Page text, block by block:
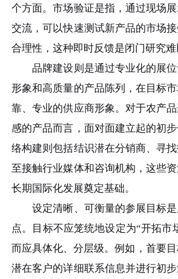
个方面。市场验证是指，通过现场
交流，可以快速测试新产品的市场
合理性，这种即时反馈是闭门研究难
品牌建设则是通过专业化的展位
形象和高质量的产品陈列，在目标
靠、专业的供应商形象。对于农产
感的产品而言，面对面建立起的初
络构建则包括结识潜在分销商、寻
至接触行业媒体和咨询机构，这些
长期国际化发展奠定基础。
设定清晰、可衡量的参展目标是
点。目标不应笼统地设定为“开拓市
而应具体化、分层级。例如，首要
潜在客户的详细联系信息并进行初